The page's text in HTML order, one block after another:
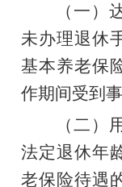
（一）
未办理退休
基本养老保
作期间受到
（二）
法定退休年
老保险待遇